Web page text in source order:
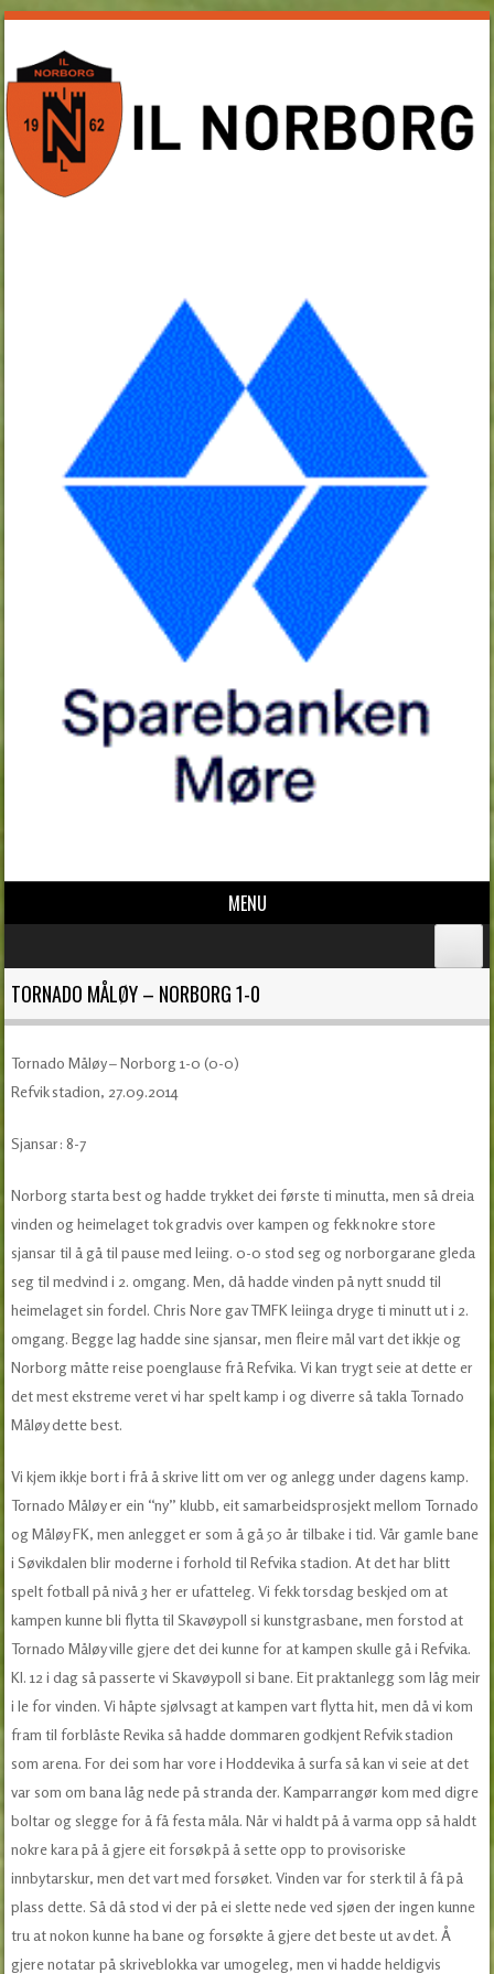
MENU
TORNADO MÅLØY – NORBORG 1-0
Tornado Måløy – Norborg 1-0 (0-0)
Refvik stadion, 27.09.2014
Sjansar: 8-7
Norborg starta best og hadde trykket dei første ti minutta, men så dreia
vinden og heimelaget tok gradvis over kampen og fekk nokre store
sjansar til å gå til pause med leiing. 0-0 stod seg og norborgarane gleda
seg til medvind i 2. omgang. Men, då hadde vinden på nytt snudd til
heimelaget sin fordel. Chris Nore gav TMFK leiinga dryge ti minutt ut i 2.
omgang. Begge lag hadde sine sjansar, men fleire mål vart det ikkje og
Norborg måtte reise poenglause frå Refvika. Vi kan trygt seie at dette er
det mest ekstreme veret vi har spelt kamp i og diverre så takla Tornado
Måløy dette best.
Vi kjem ikkje bort i frå å skrive litt om ver og anlegg under dagens kamp.
Tornado Måløy er ein “ny” klubb, eit samarbeidsprosjekt mellom Tornado
og Måløy FK, men anlegget er som å gå 50 år tilbake i tid. Vår gamle bane
i Søvikdalen blir moderne i forhold til Refvika stadion. At det har blitt
spelt fotball på nivå 3 her er ufatteleg. Vi fekk torsdag beskjed om at
kampen kunne bli flytta til Skavøypoll si kunstgrasbane, men forstod at
Tornado Måløy ville gjere det dei kunne for at kampen skulle gå i Refvika.
Kl. 12 i dag så passerte vi Skavøypoll si bane. Eit praktanlegg som låg meir
i le for vinden. Vi håpte sjølvsagt at kampen vart flytta hit, men då vi kom
fram til forblåste Revika så hadde dommaren godkjent Refvik stadion
som arena. For dei som har vore i Hoddevika å surfa så kan vi seie at det
var som om bana låg nede på stranda der. Kamparrangør kom med digre
boltar og slegge for å få festa måla. Når vi haldt på å varma opp så haldt
nokre kara på å gjere eit forsøk på å sette opp to provisoriske
innbytarskur, men det vart med forsøket. Vinden var for sterk til å få på
plass dette. Så då stod vi der på ei slette nede ved sjøen der ingen kunne
tru at nokon kunne ha bane og forsøkte å gjere det beste ut av det. Å
gjere notatar på skriveblokka var umogeleg, men vi hadde heldigvis